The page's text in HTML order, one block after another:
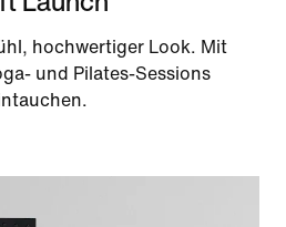
hochwertiger Look. Mit
und Pilates-Sessions